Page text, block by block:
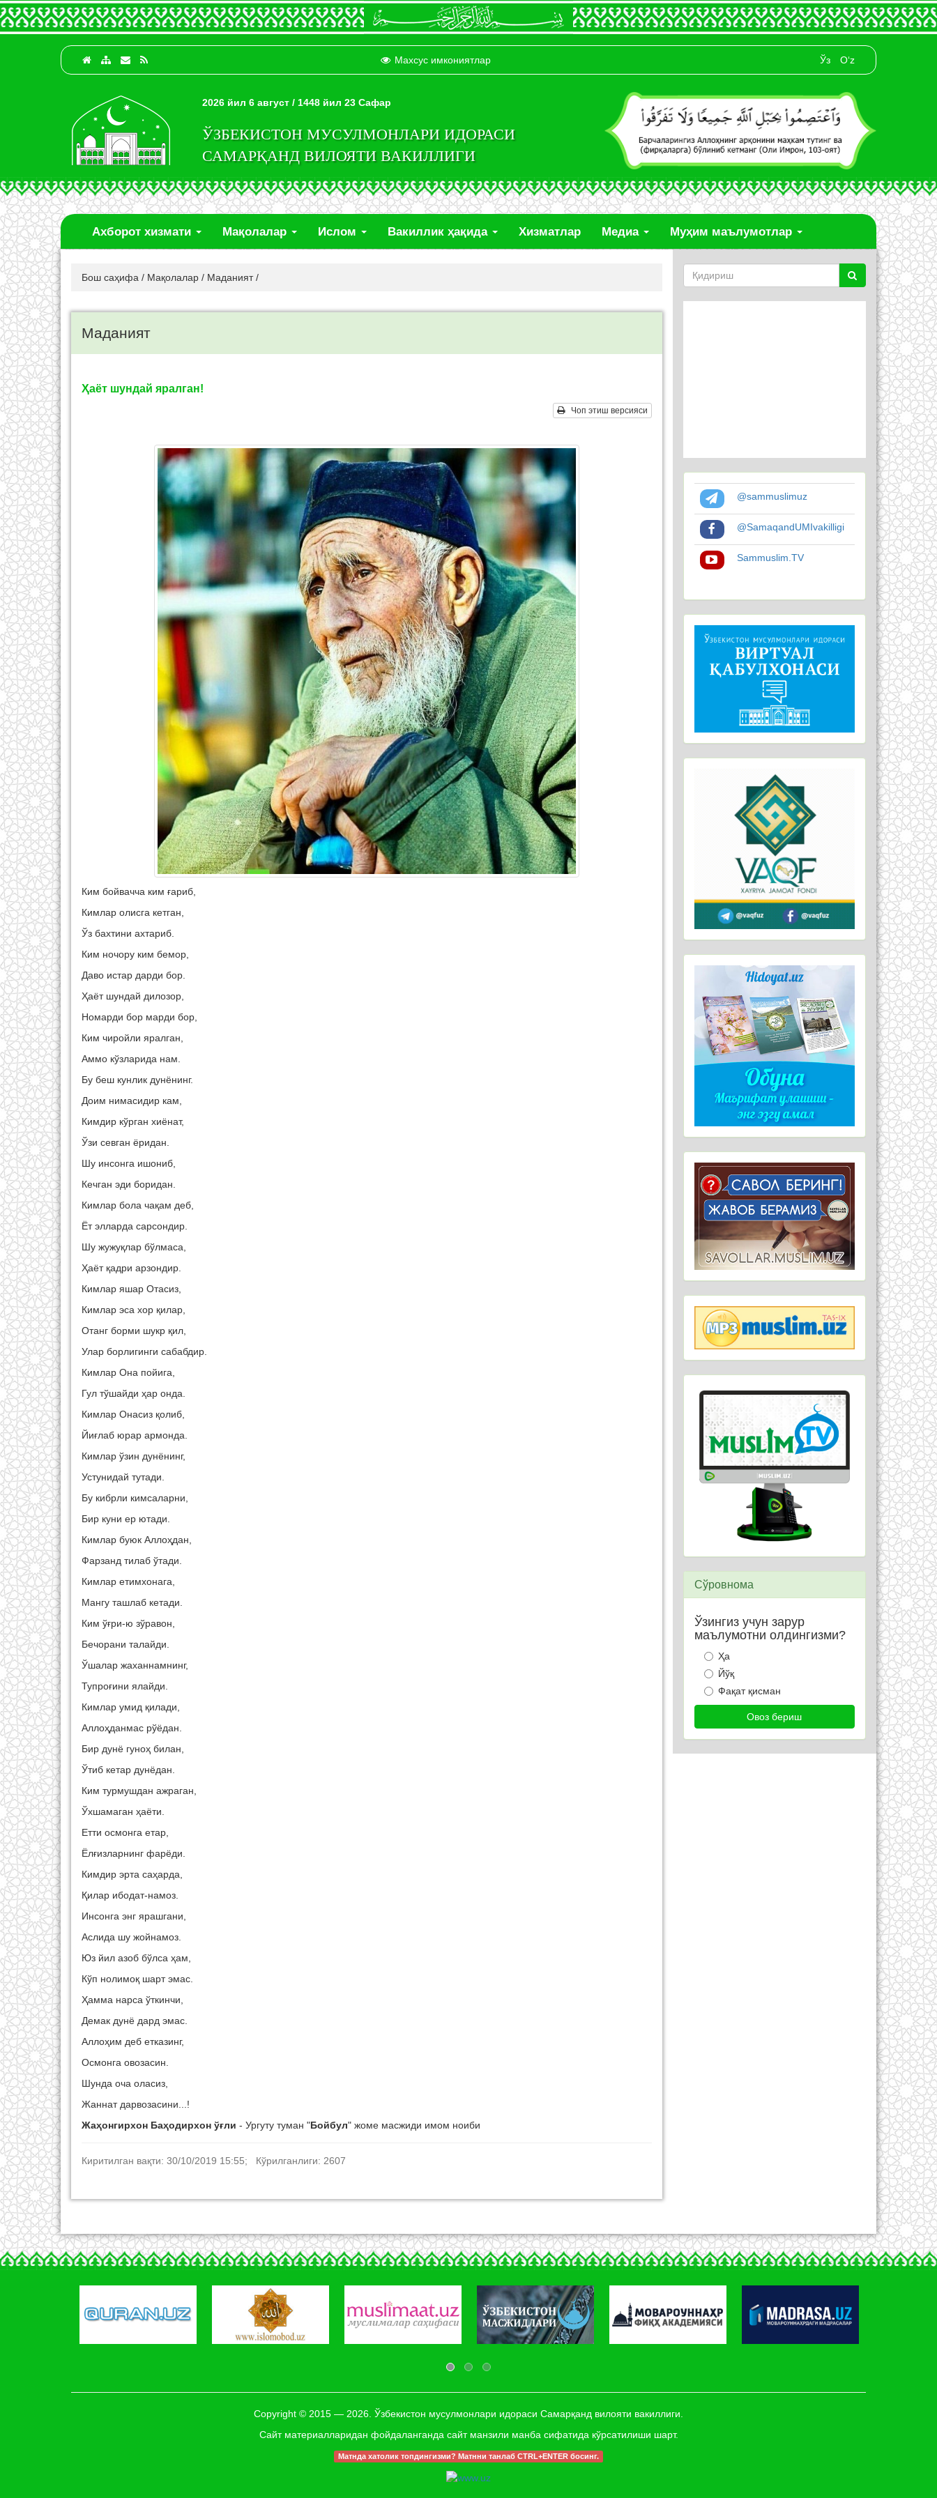
Махсус имкониятлар Ўз O‘z
2026 йил 6 август / 1448 йил 23 Сафар
ЎЗБЕКИСТОН МУСУЛМОНЛАРИ ИДОРАСИ
САМАРҚАНД ВИЛОЯТИ ВАКИЛЛИГИ
Ахборот хизмати Мақолалар Ислом Вакиллик ҳақида Хизматлар Медиа Муҳим маълумотлар
Бош саҳифа / Мақолалар / Маданият /
Маданият
Ҳаёт шундай яралган!
Чоп этиш версияси
Ким бойвачча ким ғариб,
Кимлар олисга кетган,
Ўз бахтини ахтариб.
Ким ночору ким бемор,
Даво истар дарди бор.
Ҳаёт шундай дилозор,
Номарди бор марди бор,
Ким чиройли яралган,
Аммо кўзларида нам.
Бу беш кунлик дунёнинг.
Доим нимасидир кам,
Кимдир кўрган хиёнат,
Ўзи севган ёридан.
Шу инсонга ишониб,
Кечган эди боридан.
Кимлар бола чақам деб,
Ёт элларда сарсондир.
Шу жужуқлар бўлмаса,
Ҳаёт қадри арзондир.
Кимлар яшар Отасиз,
Кимлар эса хор қилар,
Отанг борми шукр қил,
Улар борлигинги сабабдир.
Кимлар Она пойига,
Гул тўшайди ҳар онда.
Кимлар Онасиз қолиб,
Йиғлаб юрар армонда.
Кимлар ўзин дунёнинг,
Устунидай тутади.
Бу кибрли кимсаларни,
Бир куни ер ютади.
Кимлар буюк Аллоҳдан,
Фарзанд тилаб ўтади.
Кимлар етимхонага,
Мангу ташлаб кетади.
Ким ўғри-ю зўравон,
Бечорани талайди.
Ўшалар жаханнамнинг,
Тупроғини ялайди.
Кимлар умид қилади,
Аллоҳданмас рўёдан.
Бир дунё гуноҳ билан,
Ўтиб кетар дунёдан.
Ким турмушдан ажраган,
Ўхшамаган ҳаёти.
Етти осмонга етар,
Ёлғизларнинг фарёди.
Кимдир эрта саҳарда,
Қилар ибодат-намоз.
Инсонга энг ярашгани,
Аслида шу жойнамоз.
Юз йил азоб бўлса ҳам,
Кўп нолимоқ шарт эмас.
Ҳамма нарса ўткинчи,
Демак дунё дард эмас.
Аллоҳим деб етказинг,
Осмонга овозасин.
Шунда оча оласиз,
Жаннат дарвозасини...!
Жаҳонгирхон Баҳодирхон ўғли - Ургуту туман "Бойбул" жоме масжиди имом ноиби
Киритилган вақти: 30/10/2019 15:55; Кўрилганлиги: 2607
@sammuslimuz
@SamaqandUMIvakilligi
Sammuslim.TV
Сўровнома
Ўзингиз учун зарур
маълумотни олдингизми?
Ҳа
Йўқ
Фақат қисман
Copyright © 2015 — 2026. Ўзбекистон мусулмонлари идораси Самарқанд вилояти вакиллиги.
Сайт материалларидан фойдаланганда сайт манзили манба сифатида кўрсатилиши шарт.
Матнда хатолик топдингизми? Матнни танлаб CTRL+ENTER босинг.